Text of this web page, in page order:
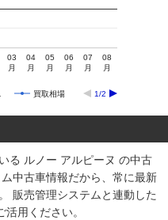
買取相場 1/2
03
月
04
月
05
月
06
月
07
月
08
月
る ルノー アルピーヌ の中古
中古車情報だから、常に最新
販売管理システムと連動した
用ください。